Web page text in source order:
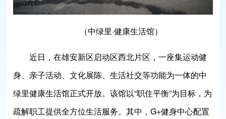
（中绿里·健康生活馆）
近日，在雄安新区启动区西北片区，一座集运动健
身、亲子活动、文化展陈、生活社交等功能为一体的中
绿里健康生活馆正式开放。该馆以“职住平衡”为目标，为
疏解职工提供全方位生活服务。其中，G+健身中心配置